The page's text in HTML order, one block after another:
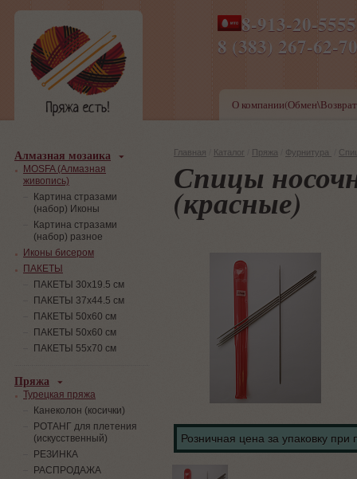
8-913-20-
8 (383) 267-
ПН-ПТ 8-17,СБ-ВС 9-
О
Главная Каталог Пряжа Фурнитура
Спицы
(красные)
Розничная цена за упаковку при
Алмазная мозаика
MOSFA (Алмазная
живопись)
Картина стразами
(набор) Иконы
Картина стразами
(набор) разное
Иконы бисером
ПАКЕТЫ
ПАКЕТЫ 30х19.5 см
ПАКЕТЫ 37х44.5 см
ПАКЕТЫ 50х60 см
ПАКЕТЫ 50х60 см
ПАКЕТЫ 55х70 см
Пряжа
Турецкая пряжа
Канеколон (косички)
РОТАНГ для плетения
(искусственный)
PЕЗИНКА
РАСПРОДАЖА